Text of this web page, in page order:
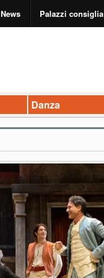
News Palazzi consiglia
Danza